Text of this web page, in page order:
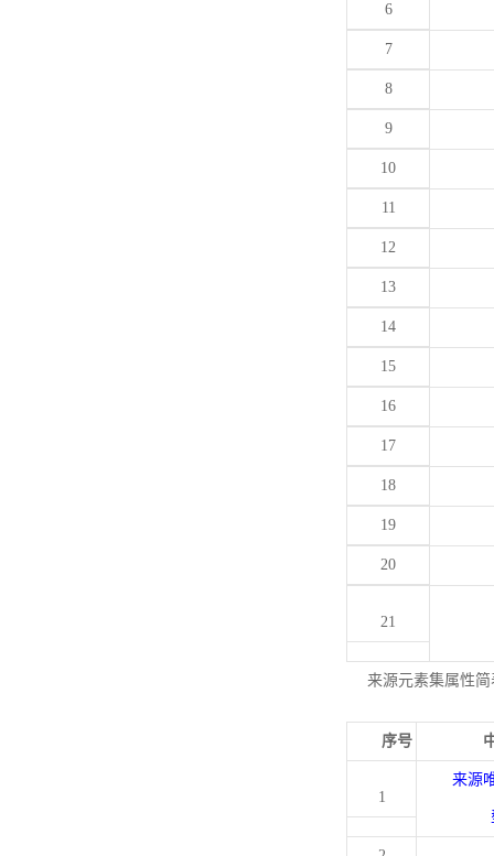
6
7
8
9
10
11
12
13
14
15
16
17
18
19
20
21
来源元素集属性简
序号
1
来源